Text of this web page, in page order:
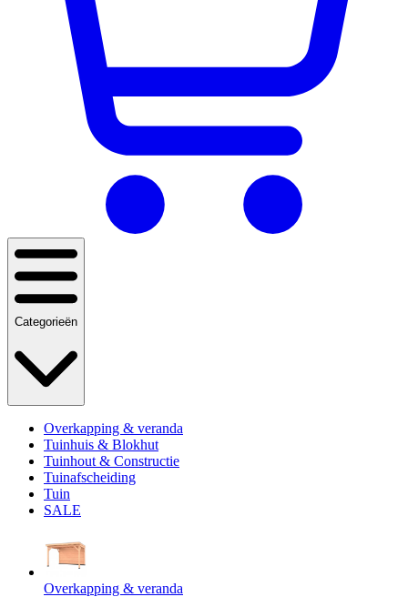
Categorieën
Overkapping & veranda
Tuinhuis & Blokhut
Tuinhout & Constructie
Tuinafscheiding
Tuin
SALE
Overkapping & veranda